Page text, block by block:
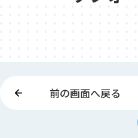
前の画面へ戻る